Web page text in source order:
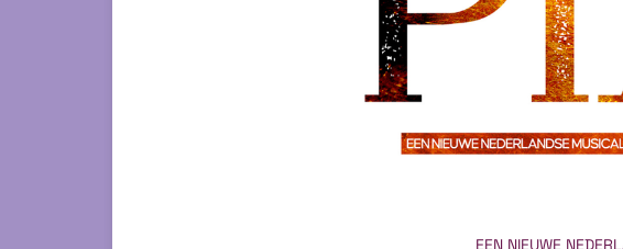
EEN NIEUWE